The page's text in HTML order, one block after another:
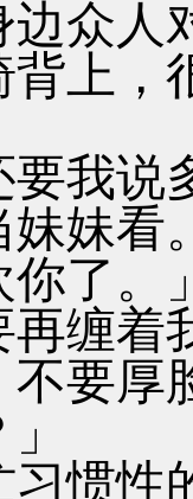
众人
上，
要我说
妹妹看
你了。
再缠着
不要
惯性